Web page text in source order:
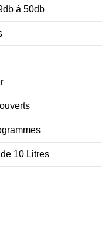
à 50db
10 Litres